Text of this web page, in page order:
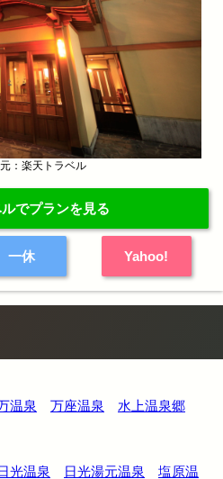
：楽天トラベル
でプランを見る
一休 Yahoo!
温泉 万座温泉
水上温泉郷
光温泉 日光湯元温泉
塩原温